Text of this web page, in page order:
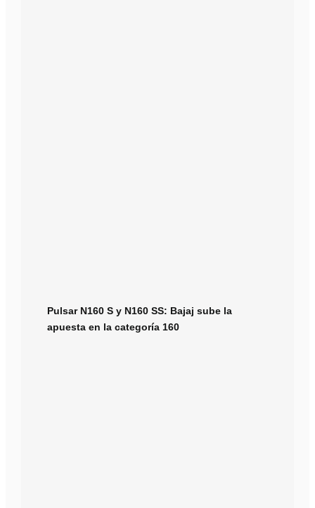
Pulsar N160 S y N160 SS: Bajaj sube la
apuesta en la categoría 160